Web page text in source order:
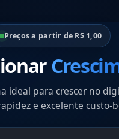
Preços a partir de R$ 1,00
ideal para crescer no
e excelente custo-